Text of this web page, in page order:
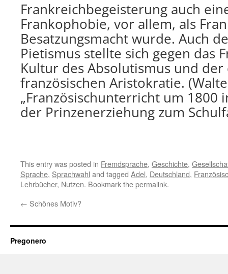
Frankreichbegeisterung auch
Frankophobie, vor allem, als
Besatzungsmacht wurde. Auch
Pietismus stellte sich gegen das
Kultur des Absolutismus und
französischen Aristokratie.
„Französischunterricht um 1800
der Prinzenerziehung zum
This entry was posted in Fremdsprache, Geschichte,
Sprache, Sprachwahl and tagged Adel, Deutschland,
Lehrbücher, Nutzen. Bookmark thepermalink.
← Schönes Motiv?
Pregonero